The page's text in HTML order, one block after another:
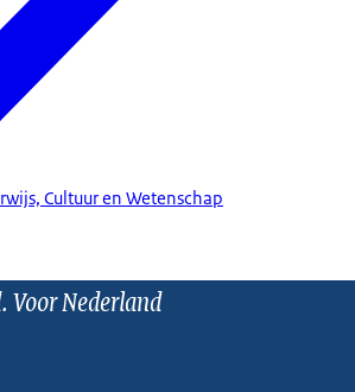
Cultuur en Wetenschap
Voor Nederland